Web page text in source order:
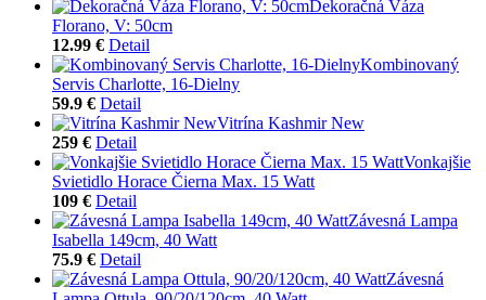
Dekoračná Váza
Florano, V: 50cm
12.99 € Detail
Kombinovaný
Servis Charlotte, 16-Dielny
59.9 € Detail
Vitrína Kashmir New
259 € Detail
Vonkajšie
Svietidlo Horace Čierna Max. 15 Watt
109 € Detail
Závesná Lampa
Isabella 149cm, 40 Watt
75.9 € Detail
Závesná